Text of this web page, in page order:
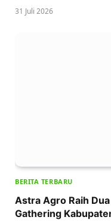
31 Juli 2026
BERITA TERBARU
Astra Agro Raih
Gathering